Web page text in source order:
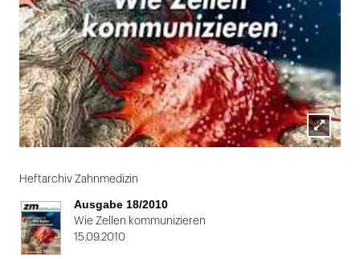
Lightbox
Heftarchiv Zahnmedizin
Ausgabe 18/2010
Wie Zellen kommunizieren
15.09.2010